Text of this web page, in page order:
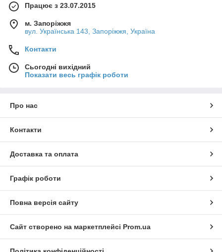
Працює з 23.07.2015
м. Запоріжжя
вул. Українська 143, Запоріжжя, Україна
Контакти
Сьогодні вихідний
Показати весь графік роботи
Про нас
Контакти
Доставка та оплата
Графік роботи
Повна версія сайту
Сайт створено на маркетплейсі Prom.ua